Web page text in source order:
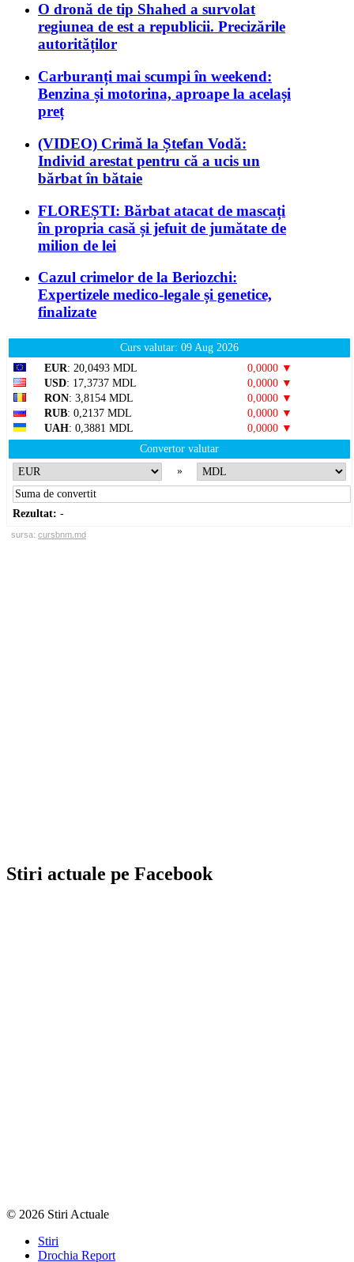
O dronă de tip Shahed a survolat
regiunea de est a republicii. Precizările
autorităților
Carburanți mai scumpi în weekend:
Benzina și motorina, aproape la același
preț
(VIDEO) Crimă la Ștefan Vodă:
Individ arestat pentru că a ucis un
bărbat în bătaie
FLOREȘTI: Bărbat atacat de mascați
în propria casă și jefuit de jumătate de
milion de lei
Cazul crimelor de la Beriozchi:
Expertizele medico-legale și genetice,
finalizate
Curs valutar: 09 Aug 2026
EUR: 20,0493 MDL
0,0000 ▼
USD: 17,3737 MDL
0,0000 ▼
RON: 3,8154 MDL
0,0000 ▼
RUB: 0,2137 MDL
0,0000 ▼
UAH: 0,3881 MDL
0,0000 ▼
Convertor valutar
»
Rezultat: -
sursa: cursbnm.md
Stiri actuale pe Facebook
© 2026 Stiri Actuale
Stiri
Drochia Report